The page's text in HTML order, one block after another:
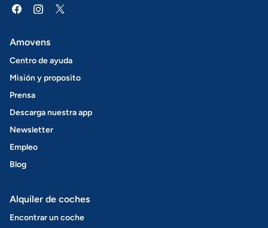
Amovens
Centro de ayuda
Misión y proposito
Prensa
Descarga nuestra app
Newsletter
Empleo
Blog
Alquiler de coches
Encontrar un coche